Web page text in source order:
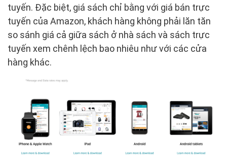
tuyến. Đặc biệt, giá sách chỉ bằng với giá bán trực
tuyến của Amazon, khách hàng không phải lăn tăn
so sánh giá cả giữa sách ở nhà sách và sách trực
tuyến xem chênh lệch bao nhiêu như với các cửa
hàng khác.